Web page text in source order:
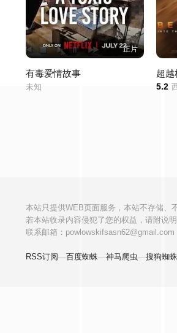
正片
有毒爱情故事
未知 5.2
本站只提供WEB页面服务，本站不存储、
若本站收录内容侵犯了您的权益，请附说
联系邮箱：powlowskifsasn62@gmail.com
RSS订阅—百度蜘蛛—神马爬虫—搜狗蜘蛛